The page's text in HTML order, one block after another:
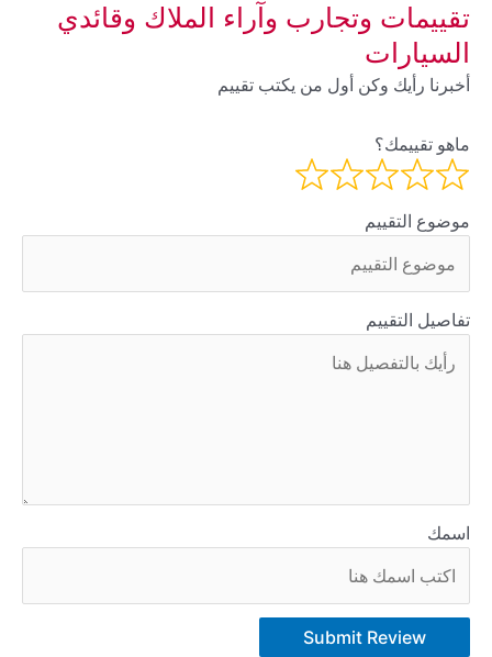
تقييمات وتجارب وآراء الملاك وقائدي
السيارات
أخبرنا رأيك وكن أول من يكتب تقييم
ماهو تقييمك؟
موضوع التقييم
تفاصيل التقييم
اسمك
Submit Review